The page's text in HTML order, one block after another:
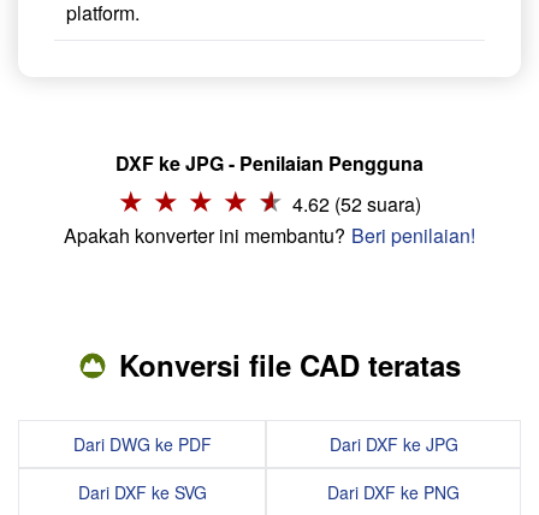
platform.
DXF ke JPG - Penilaian Pengguna
4.62 (52 suara)
Apakah konverter ini membantu? Beri penilaian!
Konversi file CAD teratas
Dari DWG ke PDF
Dari DXF ke SVG
Dari DXF ke JPG
Dari DXF ke PNG